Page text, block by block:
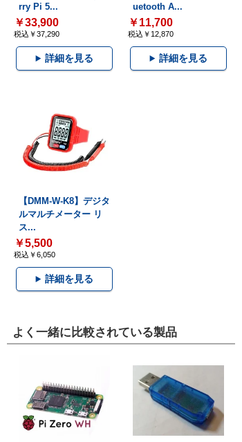
rry Pi 5...
￥33,900
税込￥37,290
詳細を見る
uetooth A...
￥11,700
税込￥12,870
詳細を見る
【DMM-W-K8】デジタ
ルマルチメーター リ
ス...
￥5,500
税込￥6,050
詳細を見る
よく一緒に比較されている製品